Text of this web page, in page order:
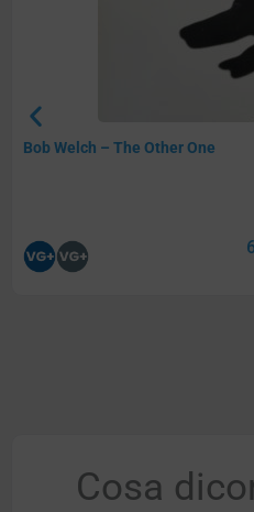
Bob Welch – The Other One
Cosa